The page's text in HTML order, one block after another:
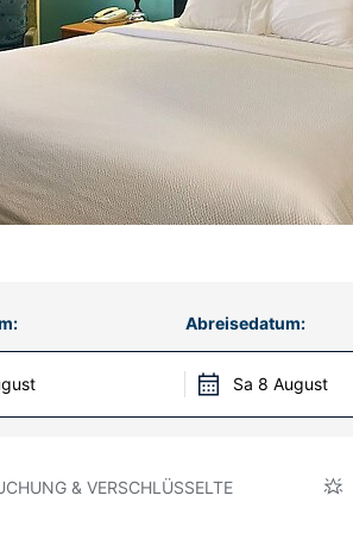
Abreisedatum:
Sa 8 August
& VERSCHLÜSSELTE